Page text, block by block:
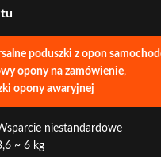
poduszki z opon
opony na zamówienie,
opony awaryjnej
niestandardowe
~ 6 kg